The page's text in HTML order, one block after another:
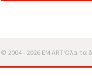
© 2004 - 2026 EM ART Όλα τα